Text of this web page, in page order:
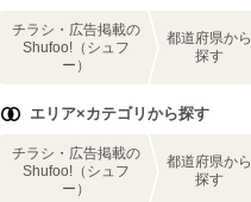
チラシ・広告掲載の
Shufoo!（シュフ
ー）
都道府県から
探す
エリア×カテゴリから探す
チラシ・広告掲載の
Shufoo!（シュフ
ー）
都道府県から
探す